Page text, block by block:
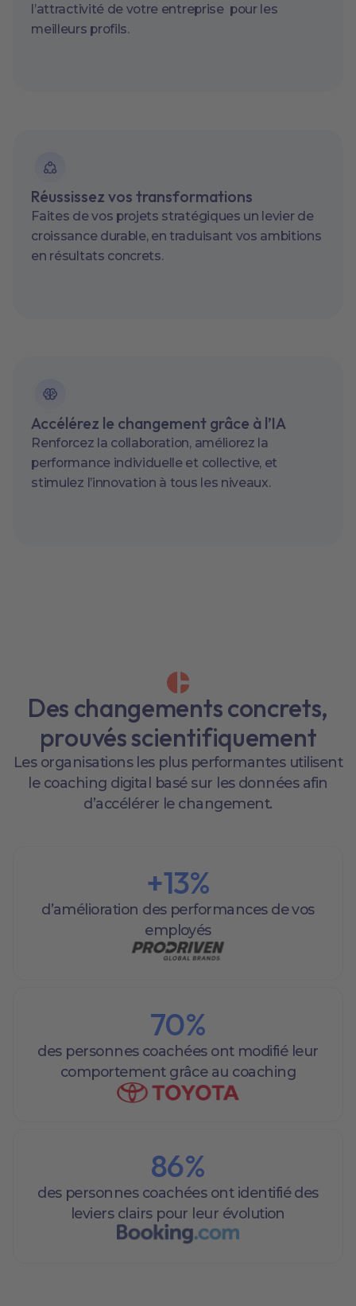
l’attractivité de votre entreprise pour les
meilleurs profils.
Réussissez vos transformations
Faites de vos projets stratégiques un levier de
croissance durable, en traduisant vos ambitions
en résultats concrets.
Accélérez le changement grâce à l’IA
Renforcez la collaboration, améliorez la
performance individuelle et collective, et
stimulez l’innovation à tous les niveaux.
Des changements concrets,
prouvés scientifiquement
Les organisations les plus performantes utilisent
le coaching digital basé sur les données afin
d’accélérer le changement.
+13%
d’amélioration des performances de vos
employés
70%
des personnes coachées ont modifié leur
comportement grâce au coaching
86%
des personnes coachées ont identifié des
leviers clairs pour leur évolution